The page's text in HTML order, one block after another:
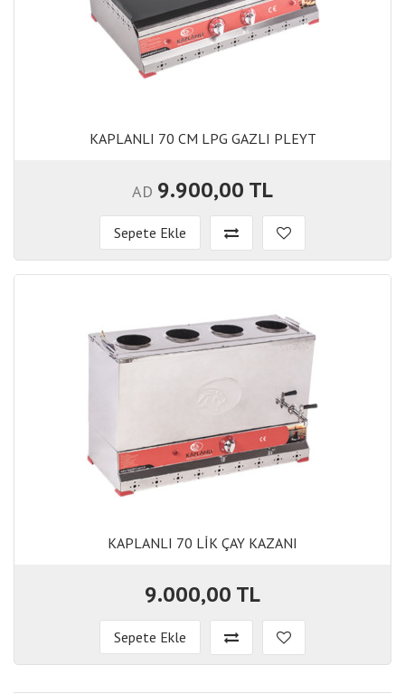
KAPLANLI 70 CM LPG GAZLI PLEYT
AD 9.900,00 TL
Sepete Ekle
KAPLANLI 70 LİK ÇAY KAZANI
9.000,00 TL
Sepete Ekle